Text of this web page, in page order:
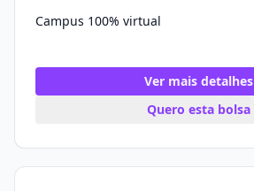
Campus 100% virtual
Ver mais detalhes
Quero esta bolsa